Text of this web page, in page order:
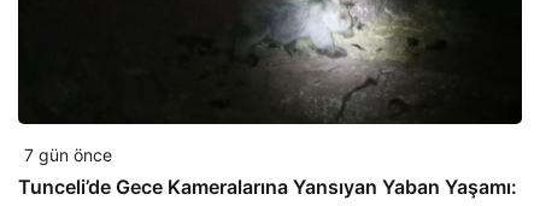
7 gün önce
Tunceli’de Gece Kameralarına Yansıyan Yaban Yaşamı: